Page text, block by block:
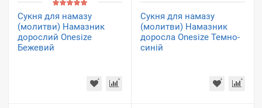
Сукня для намазу
(молитви) Намазник
дорослий Onesize
Бежевий
Сукня для намазу
(молитви) Намазник
доросла Onesize Темно-
синій